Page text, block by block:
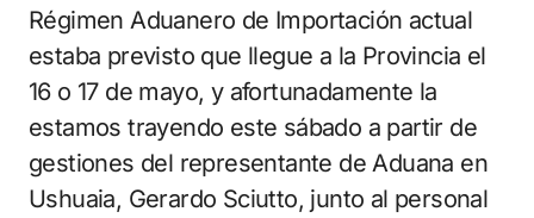
Régimen Aduanero de Importación actual
estaba previsto que llegue a la Provincia el
16 o 17 de mayo, y afortunadamente la
estamos trayendo este sábado a partir de
gestiones del representante de Aduana en
Ushuaia, Gerardo Sciutto, junto al personal